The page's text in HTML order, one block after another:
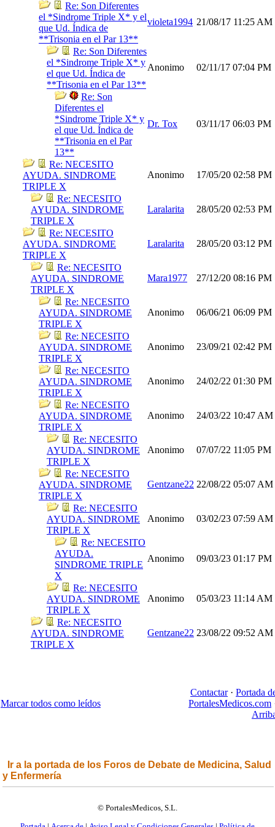
Re: Son Diferentes
el *Sindrome Triple X* y el
que Ud. Índica de
**Trisonia en el Par 13**
violeta1994 21/08/17 11:25 AM
Re: Son Diferentes
el *Sindrome Triple X* y
el que Ud. Índica de
**Trisonia en el Par 13**
Anonimo 02/11/17 07:04 PM
Re: Son
Diferentes el
*Sindrome Triple X* y
el que Ud. Índica de
**Trisonia en el Par
13**
Dr. Tox 03/11/17 06:03 PM
Re: NECESITO
AYUDA. SINDROME
TRIPLE X
Anonimo 17/05/20 02:58 PM
Re: NECESITO
AYUDA. SINDROME
TRIPLE X
Laralarita 28/05/20 02:53 PM
Re: NECESITO
AYUDA. SINDROME
TRIPLE X
Laralarita 28/05/20 03:12 PM
Re: NECESITO
AYUDA. SINDROME
TRIPLE X
Mara1977 27/12/20 08:16 PM
Re: NECESITO
AYUDA. SINDROME
TRIPLE X
Anonimo 06/06/21 06:09 PM
Re: NECESITO
AYUDA. SINDROME
TRIPLE X
Anonimo 23/09/21 02:42 PM
Re: NECESITO
AYUDA. SINDROME
TRIPLE X
Anonimo 24/02/22 01:30 PM
Re: NECESITO
AYUDA. SINDROME
TRIPLE X
Anonimo 24/03/22 10:47 AM
Re: NECESITO
AYUDA. SINDROME
TRIPLE X
Anonimo 07/07/22 11:05 PM
Re: NECESITO
AYUDA. SINDROME
TRIPLE X
Gentzane22 22/08/22 05:07 AM
Re: NECESITO
AYUDA. SINDROME
TRIPLE X
Anonimo 03/02/23 07:59 AM
Re: NECESITO
AYUDA.
SINDROME TRIPLE
X
Anonimo 09/03/23 01:17 PM
Re: NECESITO
AYUDA. SINDROME
TRIPLE X
Anonimo 05/03/23 11:14 AM
Re: NECESITO
AYUDA. SINDROME
TRIPLE X
Gentzane22 23/08/22 09:52 AM
Marcar todos como leídos
Contactar· Portada
PortalesMedicos.com
Ir a la portada de los Foros de Debate de Medicina, Salud
y Enfermería
© PortalesMedicos, S.L.